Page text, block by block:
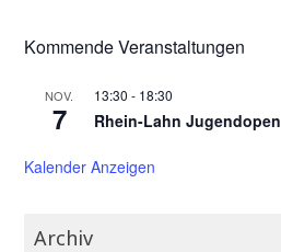
Kommende Veranstaltungen
NOV.
7
13:30 - 18:30
Rhein-Lahn Jugendopen
Kalender Anzeigen
Archiv